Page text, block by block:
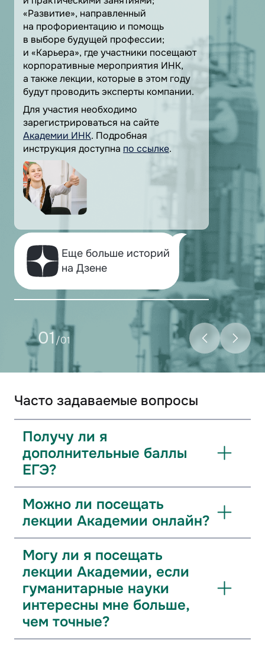
«Развитие», направленный
на профориентацию и помощь
в выборе будущей профессии;
и «Карьера», где участники посещают
корпоративные мероприятия ИНК,
а также лекции, которые в этом году
будут проводить эксперты компании.
Для участия необходимо
зарегистрироваться на сайте
Академии ИНК. Подробная
инструкция доступна по ссылке.
Еще больше историй
на Дзене
01/01
Часто задаваемые вопросы
Получу ли я
дополнительные баллы
ЕГЭ?
Можно ли посещать
лекции Академии онлайн?
Могу ли я посещать
лекции Академии, если
гуманитарные науки
интересны мне больше,
чем точные?